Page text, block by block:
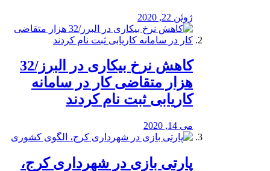
ژوئن 22, 2020
کاهش نرخ بیکاری در البرز/32
هزار متقاضی کار در سامانه
کاریابی ثبت نام کردند
می 14, 2020
پارتی بازی در شهرداری کرج،